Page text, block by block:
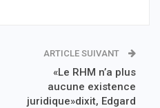
ARTICLE SUIVANT
«Le RHM n’a plus
aucune existence
juridique»dixit, Edgard